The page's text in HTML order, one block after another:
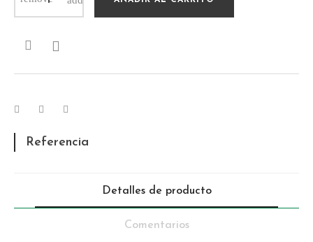

Referencia
Detalles de producto
Comentarios